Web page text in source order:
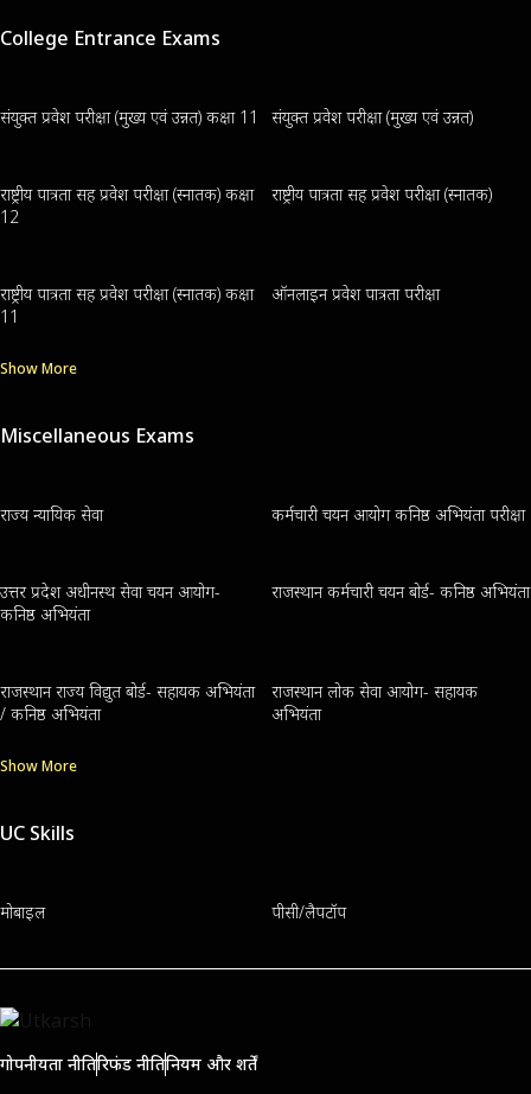
College Entrance Exams
संयुक्त प्रवेश परीक्षा (मुख्य एवं उन्नत) कक्षा 11 संयुक्त प्रवेश परीक्षा (मुख्य एवं उन्नत)
राष्ट्रीय पात्रता सह प्रवेश परीक्षा (स्नातक) कक्षा
12
राष्ट्रीय पात्रता सह प्रवेश परीक्षा (स्नातक)
राष्ट्रीय पात्रता सह प्रवेश परीक्षा (स्नातक) कक्षा
11
ऑनलाइन प्रवेश पात्रता परीक्षा
Show More
Miscellaneous Exams
राज्य न्यायिक सेवा कर्मचारी चयन आयोग कनिष्ठ अभियंता परीक्षा
उत्तर प्रदेश अधीनस्थ सेवा चयन आयोग-
कनिष्ठ अभियंता
राजस्थान कर्मचारी चयन बोर्ड- कनिष्ठ अभियंता
राजस्थान राज्य विद्युत बोर्ड- सहायक अभियंता
/ कनिष्ठ अभियंता
राजस्थान लोक सेवा आयोग- सहायक
अभियंता
Show More
UC Skills
मोबाइल पीसी/लैपटॉप
गोपनीयता नीतिरिफंड नीतिनियम और शर्तें